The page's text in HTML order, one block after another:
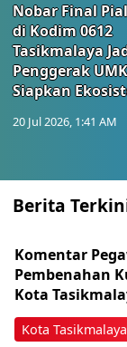
Nobar Final
di Kodim 0612
Tasikmalaya
Penggerak
Siapkan
20 Jul 2026, 1:41 AM
Berita
Kota Tasikmalaya
Komentar
Pembenahan
Kota